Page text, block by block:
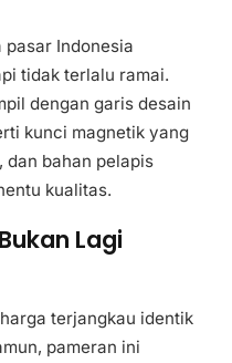
pasar Indonesia
tidak terlalu ramai.
dengan garis desain
kunci magnetik yang
dan bahan pelapis
kualitas.
Lagi
terjangkau identik
pameran ini